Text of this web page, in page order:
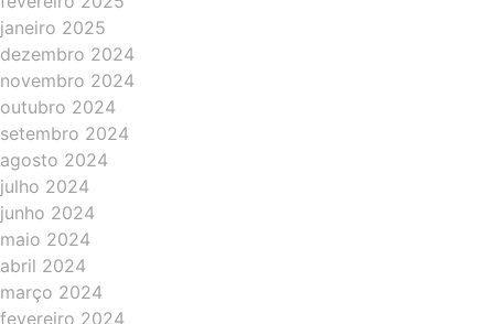
janeiro 2025
dezembro 2024
novembro 2024
outubro 2024
setembro 2024
agosto 2024
julho 2024
junho 2024
maio 2024
abril 2024
março 2024
fevereiro 2024